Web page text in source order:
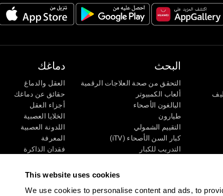
This website uses cookies
We use cookies to personalise content and ads, to
دماغك
العقل والدماغ
حقائق عن دماغك
أجزاء العقل
الخلايا العصبية
اللدونة العصبية
المعرفة
فقدان الذاكرة
وظائف ذهنية
الإدراك الحسى
البحث
التحقق من صحة العلاجات الرقمية
ألعاب الكمبيوتر
البالغون الأصحاء
طيارون
التقييم الشمولي
كبار السن الأصحاء (iTV)
التدريب للكبار